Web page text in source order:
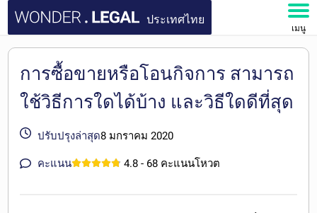
ประเทศไทย
เมนู
เอกสาร
คำถามที่พบบ่อย
บัญชีของฉัน
การซื้อขายหรือโอนกิจการ สามารถ
ใช้วิธีการใดได้บ้าง และวิธีใดดีที่สุด
ปรับปรุงล่าสุด8 มกราคม 2020
คะแนน 4.8 - 68 คะแนนโหวต